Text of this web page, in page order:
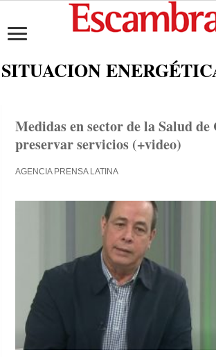
SITUACION
Medidas en sector de la Salud de
preservar servicios (+video)
AGENCIA PRENSA LATINA